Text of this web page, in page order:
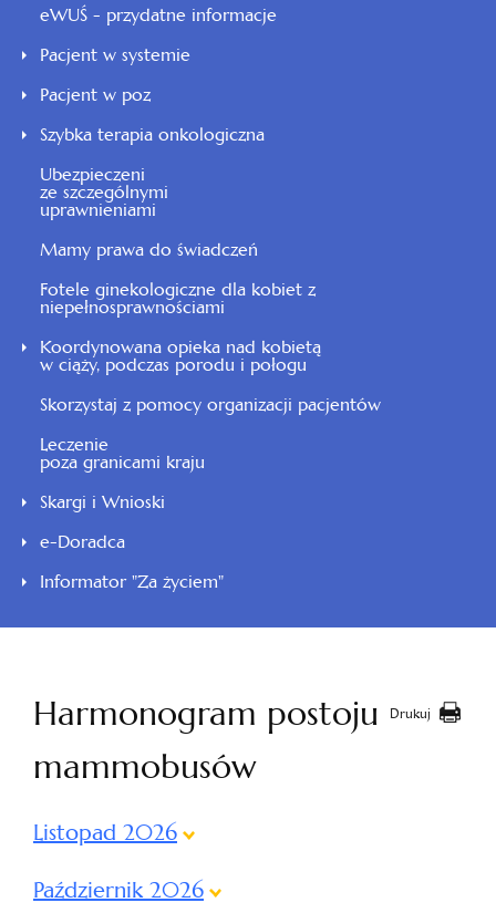
eWUŚ - przydatne informacje
Pacjent w systemie
Pacjent w poz
Szybka terapia onkologiczna
Ubezpieczeni
ze szczególnymi
uprawnieniami
Mamy prawa do świadczeń
Fotele ginekologiczne dla kobiet z
niepełnosprawnościami
Koordynowana opieka nad kobietą
w ciąży, podczas porodu i połogu
Skorzystaj z pomocy organizacji pacjentów
Leczenie
poza granicami kraju
Skargi i Wnioski
e-Doradca
Informator "Za życiem"
Drukuj
Harmonogram postoju
mammobusów
Listopad 2026
Październik 2026